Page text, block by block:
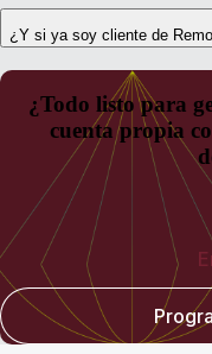
¿Y si ya soy cliente de
¿Todo listo para
cuenta propia